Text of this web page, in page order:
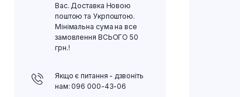
Вас. Доставка Новою
поштою та Укрпоштою.
Мінімальна сума на все
замовлення ВСЬОГО 50
грн.!
Якщо є питання - дзвоніть
нам: 096 000-43-06